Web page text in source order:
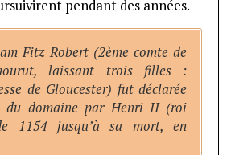
pendant des années.
Fitz Robert (2ème comte de
laissant trois filles :
de Gloucester) fut déclarée
du domaine par Henri II (roi
1154 jusqu’à sa mort, en